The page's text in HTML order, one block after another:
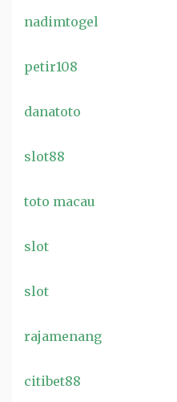
nadimtogel
petir108
danatoto
slot88
toto macau
slot
slot
rajamenang
citibet88